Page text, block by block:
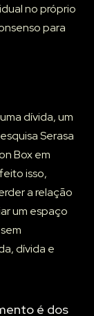
no próprio
para
dívida, um
Serasa
Box em
isso,
a relação
um espaço
dívida e
é dos